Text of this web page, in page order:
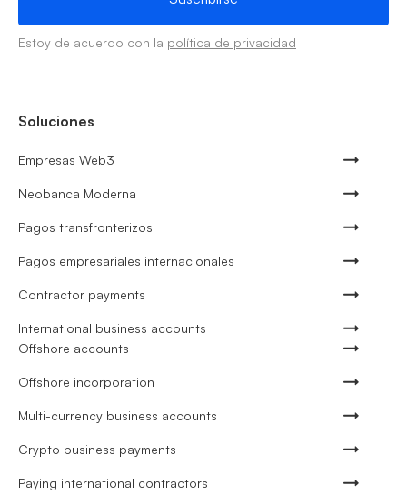
Estoy de acuerdo con la política de privacidad
Soluciones
Empresas Web3
Neobanca Moderna
Pagos transfronterizos
Pagos empresariales internacionales
Contractor payments
International business accounts
Offshore accounts
Offshore incorporation
Multi-currency business accounts
Crypto business payments
Paying international contractors